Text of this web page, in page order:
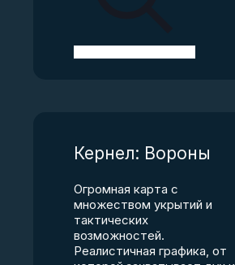
Кернел: Вороны
Огромная карта с
множеством укрытий и
тактических
возможностей.
Реалистичная графика, от